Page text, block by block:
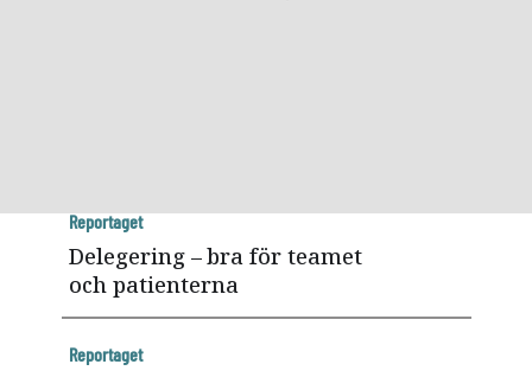
Delegering – bra för teamet
och patienterna
Reportaget
Reportaget